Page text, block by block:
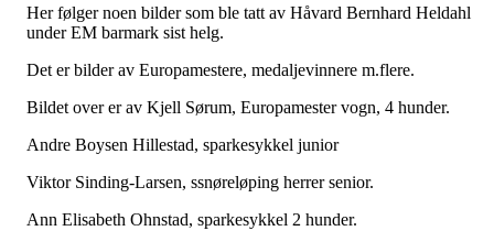
Her følger noen bilder som ble tatt av Håvard Bernhard Heldahl
under EM barmark sist helg.
Det er bilder av Europamestere, medaljevinnere m.flere.
Bildet over er av Kjell Sørum, Europamester vogn, 4 hunder.
Andre Boysen Hillestad, sparkesykkel junior
Viktor Sinding-Larsen, ssnøreløping herrer senior.
Ann Elisabeth Ohnstad, sparkesykkel 2 hunder.